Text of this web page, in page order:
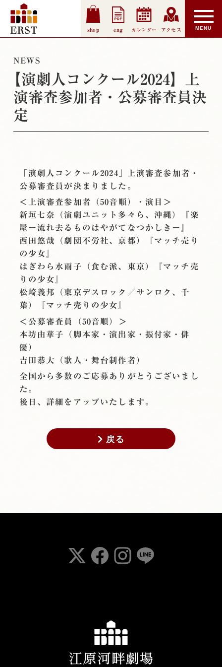
shop eng カレンダー アクセス
NEWS
【演劇人コンクール2024】上
演審査参加者・公募審査員決
定
「演劇人コンクール2024」上演審査参加者・
公募審査員が決まりました。
＜上演審査参加者（50音順）・演目＞
新垣七奈（演劇ユニット多々ら、沖縄）『楽
屋ー流れ去るものはやがてなつかしきー』
西田悠哉（劇団不労社、京都）『マッチ売り
の少女』
はぎわら水雨子（食む派、東京）『マッチ売
りの少女』
松﨑義邦（東京デスロック／サンロク、千
葉）『マッチ売りの少女』
＜公募審査員（50音順）＞
本坊由華子（脚本家・演出家・振付家・俳
優）
吉田恭大（歌人・舞台制作者）
全国から多数のご応募ありがとうございまし
た。
後日、詳細をアップいたします。
戻る